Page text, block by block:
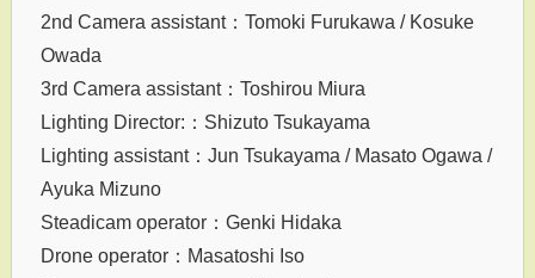
2nd Camera assistant：Tomoki Furukawa / Kosuke
Owada
3rd Camera assistant：Toshirou Miura
Lighting Director:：Shizuto Tsukayama
Lighting assistant：Jun Tsukayama / Masato Ogawa /
Ayuka Mizuno
Steadicam operator：Genki Hidaka
Drone operator：Masatoshi Iso